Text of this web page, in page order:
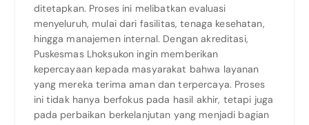
ditetapkan. Proses ini melibatkan evaluasi
menyeluruh, mulai dari fasilitas, tenaga kesehatan,
hingga manajemen internal. Dengan akreditasi,
Puskesmas Lhoksukon ingin memberikan
kepercayaan kepada masyarakat bahwa layanan
yang mereka terima aman dan terpercaya. Proses
ini tidak hanya berfokus pada hasil akhir, tetapi juga
pada perbaikan berkelanjutan yang menjadi bagian